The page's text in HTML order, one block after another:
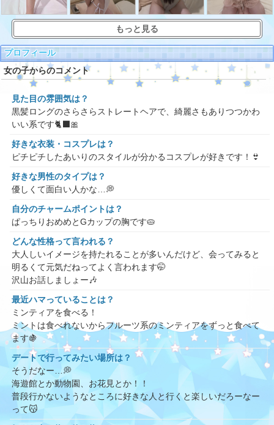
もっと見る
プロフィール
女の子からのコメント
見た目の雰囲気は？
黒髪ロングのさらさらストレートヘアで、綺麗さもありつつかわ
いい系です🐈‍⬛🎀
好きな衣装・コスプレは？
ピチピチしたあいりのスタイルが分かるコスプレが好きです！👙
好きな男性のタイプは？
優しくて面白い人かな…💭
自分のチャームポイントは？
ぱっちりおめめとGカップの胸です🥧
どんな性格って言われる？
大人しいイメージを持たれることが多いんだけど、会ってみると
明るくて元気だねってよく言われます🤭
沢山お話しましょー🎶
最近ハマっていることは？
ミンティアを食べる！
ミントは食べれないからフルーツ系のミンティアをずっと食べて
ます🍇
デートで行ってみたい場所は？
そうだなー…💭
海遊館とか動物園、お花見とか！！
普段行かないようなところに好きな人と行くと楽しいだろーなー
って😽